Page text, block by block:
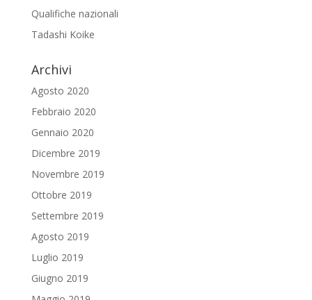
Qualifiche nazionali
Tadashi Koike
Archivi
Agosto 2020
Febbraio 2020
Gennaio 2020
Dicembre 2019
Novembre 2019
Ottobre 2019
Settembre 2019
Agosto 2019
Luglio 2019
Giugno 2019